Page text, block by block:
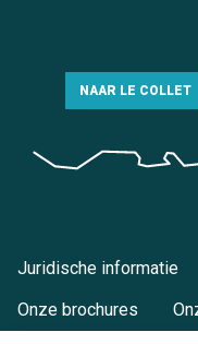
NAAR LE COLLET
Juridische informatie
Onze brochures